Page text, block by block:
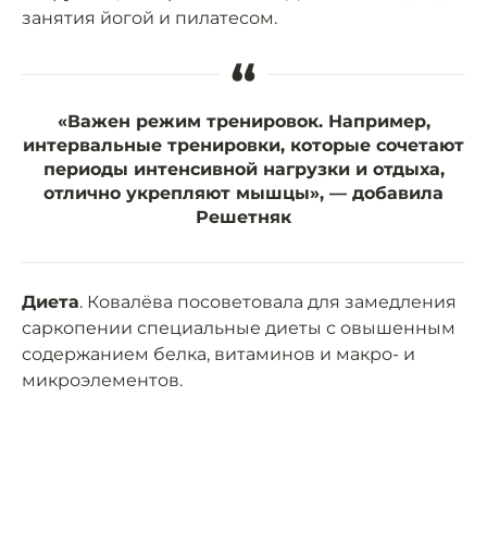
занятия йогой и пилатесом.
“
«Важен режим тренировок. Например,
интервальные тренировки, которые сочетают
периоды интенсивной нагрузки и отдыха,
отлично укрепляют мышцы», — добавила
Решетняк
Диета. Ковалёва посоветовала для замедления
саркопении специальные диеты с овышенным
содержанием белка, витаминов и макро- и
микроэлементов.